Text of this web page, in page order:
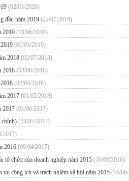
(02/03/2020)
đầu năm 2019 (22/07/2019)
2019 (19/06/2019)
(01/03/2019)
2018 (02/07/2018)
2018 (03/06/2018)
(02/05/2018)
2017 (01/02/2018)
2017 (01/06/2017)
chỉnh) (24/05/2017)
2017)
2016 (09/04/2017)
tổ chức của doanh nghiệp năm 2015 (16/06/2016)
vụ công ích và trách nhiệm xã hội năm 2015 (16/